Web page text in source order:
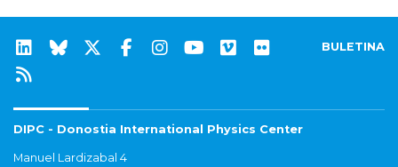
BULETINA
DIPC - Donostia International Physics Center
Manuel Lardizabal 4